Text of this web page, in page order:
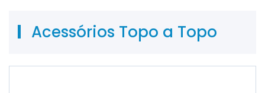
Acessórios Topo a Topo